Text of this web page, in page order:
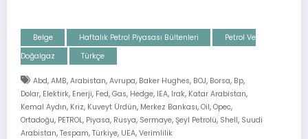
Belge Haftalık Petrol Piyasası Bültenleri
Petrol Ve
Doğalgaz
Türkçe
Abd, AMB, Arabistan, Avrupa, Baker Hughes, BOJ, Borsa, Bp,
Dolar, Elektirk, Enerji, Fed, Gas, Hedge, IEA, Irak, Katar Arabistan,
Kemal Aydın, Kriz, Kuveyt Ürdün, Merkez Bankası, Oil, Opec,
Ortadoğu, PETROL, Piyasa, Rusya, Sermaye, Şeyl Petrolü, Shell, Suudi
Arabistan, Tespam, Türkiye, UEA, Verimlilik